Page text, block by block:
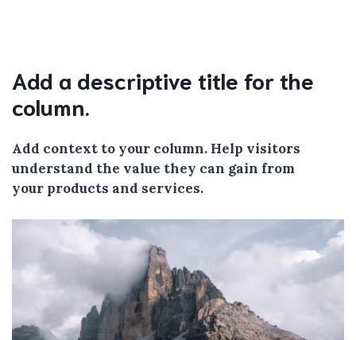
Add a descriptive title for the
column.
Add context to your column. Help visitors
understand the value they can gain from
your products and services.